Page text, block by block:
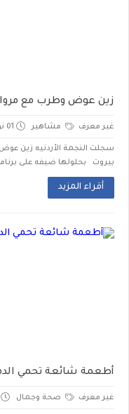
زين عوض وطرب مع
غير معرف مشاهير 01 نوفمبر 2017
سجلت النجمة الأردنيه زين
بيروت بحلولها ضيفه على
أقراء المزيد
أطعمة شائعة تحمي
غير معرف صحة وجمال